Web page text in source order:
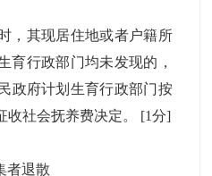
，其现居住地或者户籍所
育行政部门均未发现的，
政府计划生育行政部门按
收社会抚养费决定。 [1分]
者退散